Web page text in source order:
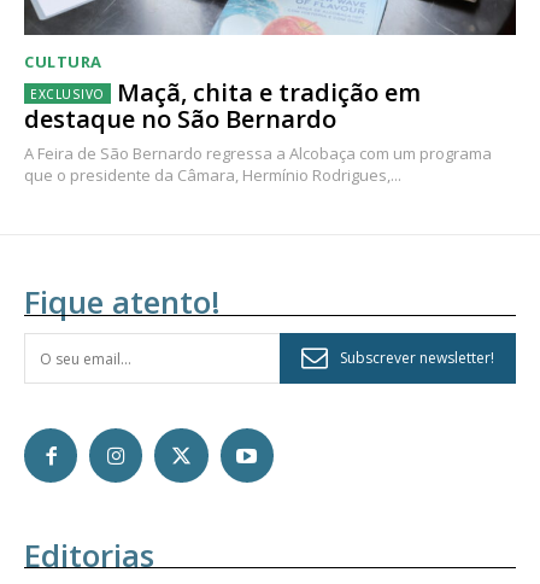
CULTURA
Maçã, chita e tradição em
destaque no São Bernardo
A Feira de São Bernardo regressa a Alcobaça com um programa
que o presidente da Câmara, Hermínio Rodrigues,...
Fique atento!
Subscrever newsletter!
Editorias